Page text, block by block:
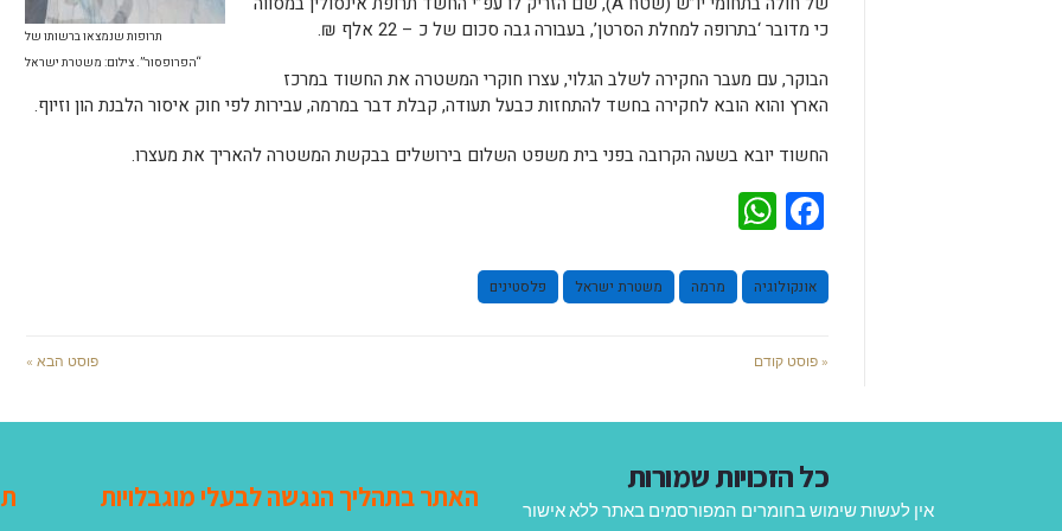
תרופות שנמצאו ברשותו של
“הפרופסור”. צילום: משטרת ישראל
כי מדובר ‘בתרופה למחלת הסרטן’, בעבורה גבה סכום של כ – 22 אלף ₪.
הבוקר, עם מעבר החקירה לשלב הגלוי, עצרו חוקרי המשטרה את החשוד במרכז
הארץ והוא הובא לחקירה בחשד להתחזות כבעל תעודה, קבלת דבר במרמה, עבירות לפי חוק איסור הלבנת הון וזיוף.
החשוד יובא בשעה הקרובה בפני בית משפט השלום בירושלים בבקשת המשטרה להאריך את מעצרו.
Facebook
אונקולוגיה מרמה משטרת ישראל פלסטינים
« פוסט קודם פוסט הבא »
כל הזכויות שמורות
אין לעשות שימוש בחומרים המפורסמים באתר ללא אישור
האתר בתהליך הנגשה לבעלי מוגבלויות